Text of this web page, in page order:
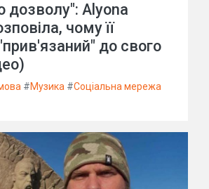
дозволу": Alyona
чому її
до свого
#Музика #Соціальна мережа